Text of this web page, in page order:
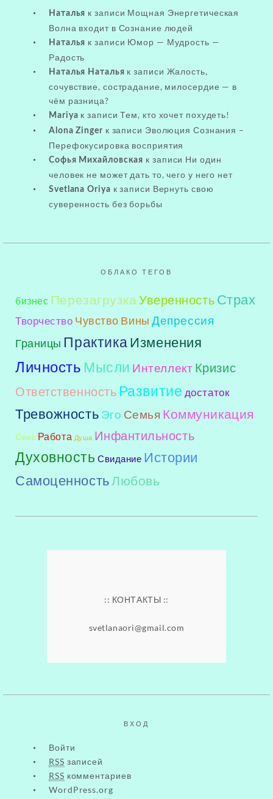
Наталья к записи Мощная Энергетическая
Волна входит в Сознание людей
Наталья к записи Юмор — Мудрость —
Радость
Наталья Наталья к записи Жалость,
сочувствие, сострадание, милосердие — в
чём разница?
Mariya к записиТем, кто хочет похудеть!
Alona Zinger к записи Эволюция Сознания –
Перефокусировка восприятия
Софья Михайловская к записи Ни один
человек не может дать то, чего у него нет
Svetlana Oriya к записи Вернуть свою
суверенность без борьбы
ОБЛАКО ТЕГОВ
бизнес Перезагрузка Уверенность Страх
Творчество Чувство Вины Депрессия
Границы ПрактикаИзменения
Личность Мысли Интеллект Кризис
Ответственность Развитие достаток
Тревожность Эго Семья Коммуникация
Секс Работа Душа Инфантильность
Духовность Свидание Истории
СамоценностьЛюбовь
:: КОНТАКТЫ ::
svetlanaori@gmail.com
ВХОД
Войти
RSS записей
RSS комментариев
WordPress.org